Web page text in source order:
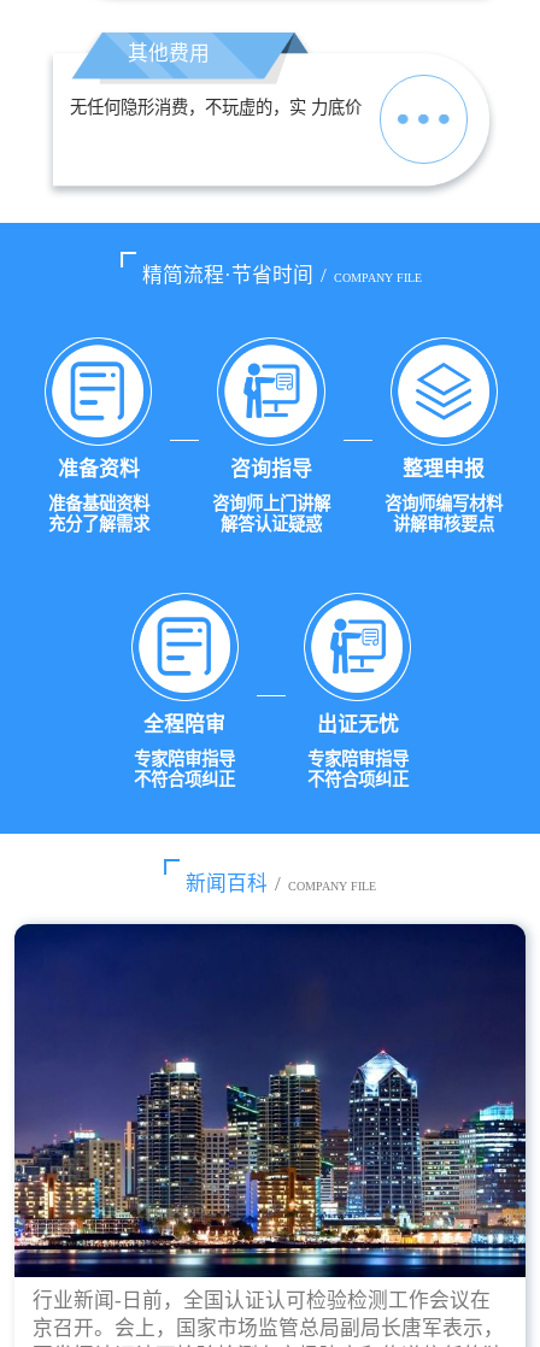
其他费用
无任何隐形消费，不玩虚的，实 力底价
精简流程·节省时间 / COMPANY FILE
准备资料
准备基础资料
充分了解需求
咨询指导
咨询师上门讲解
解答认证疑惑
整理申报
咨询师编写材料
讲解审核要点
全程陪审
专家陪审指导
不符合项纠正
出证无忧
专家陪审指导
不符合项纠正
新闻百科 / COMPANY FILE
行业新闻-日前，全国认证认可检验检测工作会议在
京召开。会上，国家市场监管总局副局长唐军表示，